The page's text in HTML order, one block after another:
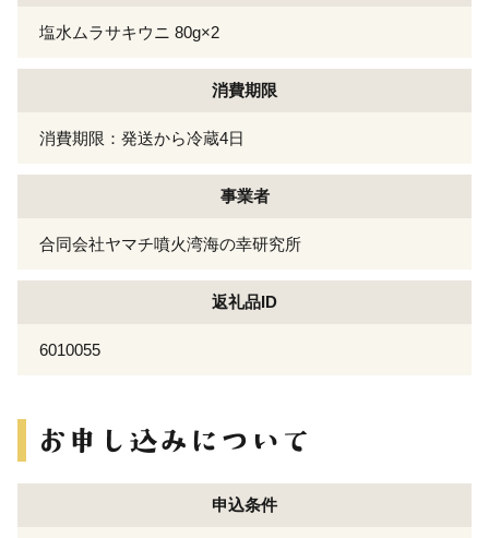
塩水ムラサキウニ 80g×2
消費期限
消費期限：発送から冷蔵4日
事業者
合同会社ヤマチ噴火湾海の幸研究所
返礼品ID
6010055
申込条件